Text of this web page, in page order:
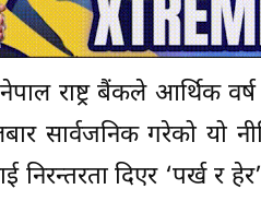
नेपाल राष्ट्र बैंकले आर्थिक
सार्वजनिक गरेको यो
निरन्तरता दिएर ‘पर्ख र